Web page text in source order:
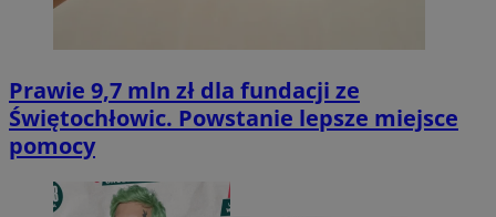
Prawie 9,7 mln zł dla fundacji ze
Świętochłowic. Powstanie lepsze miejsce
pomocy